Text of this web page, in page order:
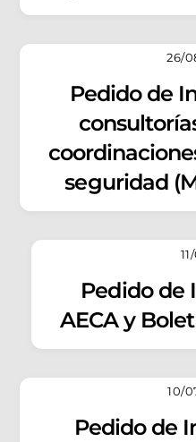
26/
Pedido de
seguridad
Pedido de
AECA y
10/
Pedido de